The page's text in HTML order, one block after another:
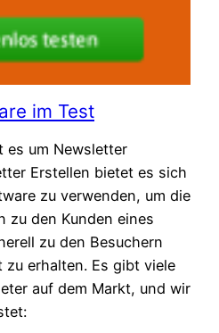
im Test
es um Newsletter
Erstellen bietet es sich
zu verwenden, um die
zu den Kunden eines
zu den Besuchern
zu erhalten. Es gibt viele
auf dem Markt, und wir